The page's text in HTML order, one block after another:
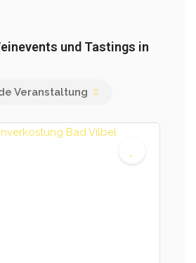
und Tastings in
Veranstaltung